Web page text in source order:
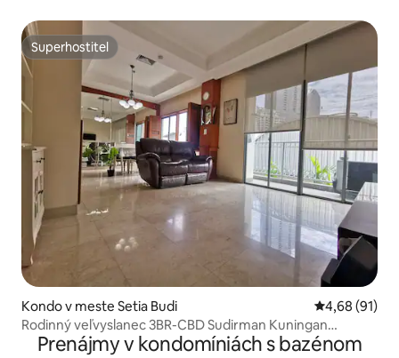
Superhostiteľ
Superhostiteľ
Kondo v meste Setia Budi Priemerné
4,68 (91)
Rodinný veľvyslanec 3BR-CBD Sudirman Kuningan
Senayan
Prenájmy v kondomíniách s bazénom